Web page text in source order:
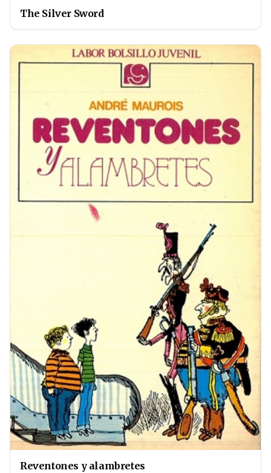
The Silver Sword
Reventones y alambretes